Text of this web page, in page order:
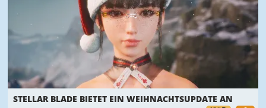
STELLAR BLADE BIETET EIN WEIHNACHTSUPDATE AN